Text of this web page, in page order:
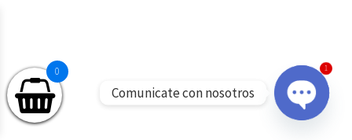
0
Comunicate con nosotros
1